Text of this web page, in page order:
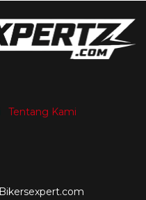
Tentang Kami
Bikersexpert.com